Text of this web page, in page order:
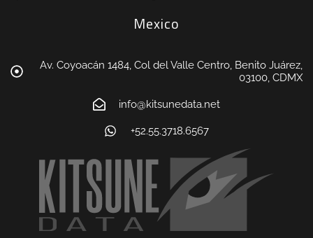
Mexico
Av. Coyoacán 1484, Col del Valle Centro, Benito Juárez,
03100, CDMX
info@kitsunedata.net
+52.55.3718.6567